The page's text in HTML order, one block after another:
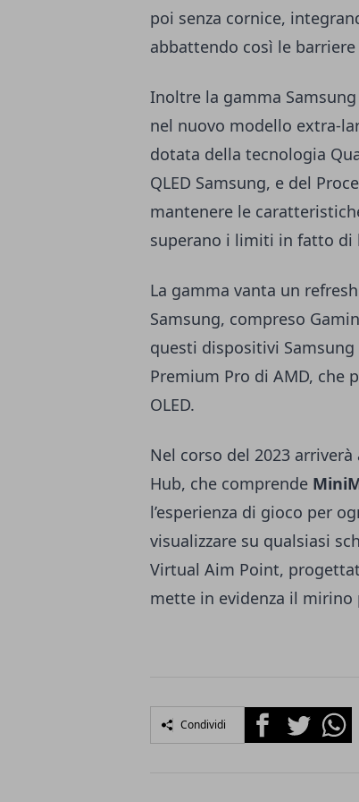
poi senza cornice,
abbattendo così le
Inoltre la gamma Samsung
nel nuovo modello extra-
dotata della tecnologia
QLED Samsung, e del
mantenere le
superano i limiti in fatto di
La gamma vanta un
Samsung, compreso
questi dispositivi
Premium Pro di AMD, che
OLED.
Nel corso del 2023 arriverà
Hub, che comprende
l’esperienza di gioco per
visualizzare su qualsiasi
Virtual Aim Point,
mette in evidenza il
Condividi FacebookTwitter